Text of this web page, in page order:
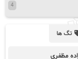
4
تگ ها
مظفری